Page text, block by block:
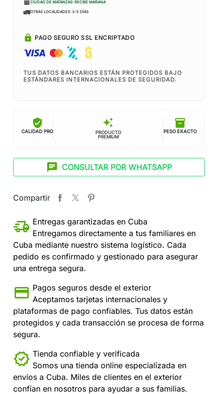
📅CIUDAD DE MATANZAS: RECIBE MAÑANA
🚛OTRAS LOCALIDADES: 3-5 DÍAS
lock PAGO SEGURO SSL ENCRIPTADO
TUS DATOS BANCARIOS ESTÁN PROTEGIDOS BAJO
ESTÁNDARES INTERNACIONALES DE SEGURIDAD.
verified_user
CALIDAD PRO
auto_awesome
PRODUCTO
PREMIUM
inventory_2
PESO EXACTO
chat CONSULTAR POR WHATSAPP
Compartir
Entregas garantizadas en Cuba
Entregamos directamente a tus familiares en
Cuba mediante nuestro sistema logístico. Cada
pedido es confirmado y gestionado para asegurar
una entrega segura.
Pagos seguros desde el exterior
Aceptamos tarjetas internacionales y
plataformas de pago confiables. Tus datos están
protegidos y cada transacción se procesa de forma
segura.
Tienda confiable y verificada
Somos una tienda online especializada en
envíos a Cuba. Miles de clientes en el exterior
confían en nosotros para ayudar a sus familias.